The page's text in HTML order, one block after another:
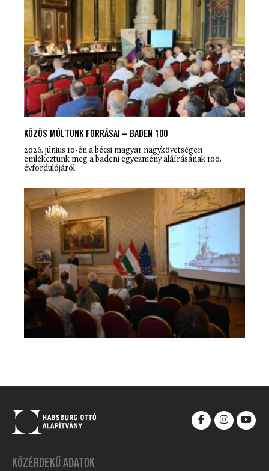
KÖZÖS MÚLTUNK FORRÁSAI – BADEN 100
2026. június 10-én a bécsi magyar nagykövetségen
emlékeztünk meg a badeni egyezmény aláírásának 100.
évfordulójáról.
KÖZÉRDEKŰ ADATOK